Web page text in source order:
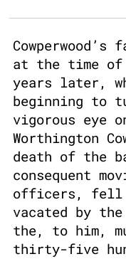
at the time
years later,
beginning to
vigorous eye
Worthington
death of the
consequent
officers, fell
vacated by
the, to him,
thirty-five